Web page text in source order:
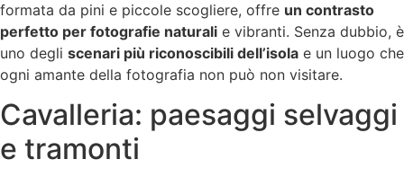
formata da pini e piccole scogliere, offre un contrasto
perfetto per fotografie naturali e vibranti. Senza dubbio, è
uno degli scenari più riconoscibili dell’isola e un luogo che
ogni amante della fotografia non può non visitare.
Cavalleria: paesaggi selvaggi
e tramonti